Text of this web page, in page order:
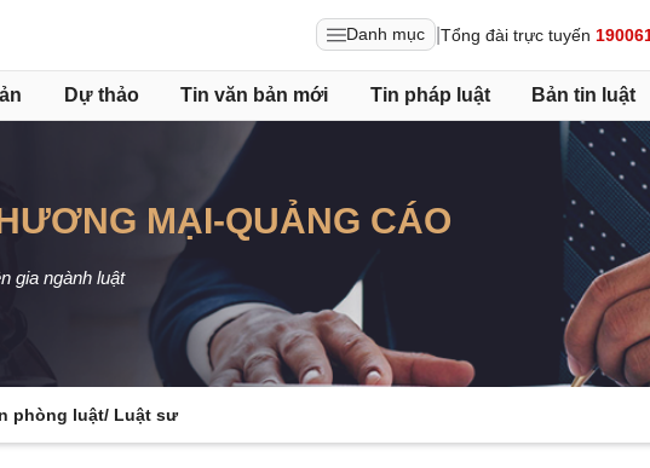
Danh mục Tổng đài trực tuyến
Dự thảo Tin văn bản mới Tin pháp luật Bản tin luật
MẠI-QUẢNG CÁO
gia ngành luật
phòng luật/ Luật sư